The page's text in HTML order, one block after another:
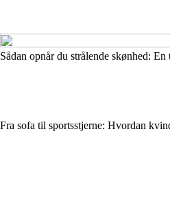
Sådan opnår du strålende skønhed:
Fra sofa til sportsstjerne: Hvordan